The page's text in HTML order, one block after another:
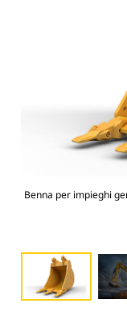
Benna per impieghi